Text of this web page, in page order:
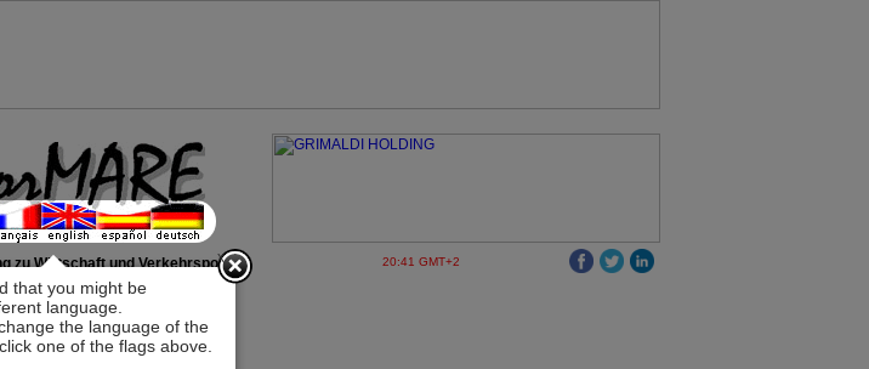
that you might be
language.
the language of the
one of the flags above.
x
zu Wirtschaft und Verkehrspolitik 20:41 GMT+2